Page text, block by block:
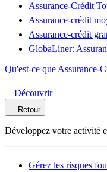
Assurance-Crédit
Assurance-crédit
Assurance-crédit
GlobaLiner:
Qu'est-ce que Assurance-
Découvrir
Retour
Développez votre activité
Gérez les risques